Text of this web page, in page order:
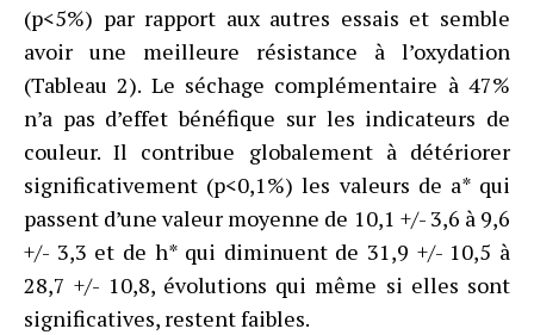
(p<5%) par rapport aux autres essais et semble
avoir une meilleure résistance à l’oxydation
(Tableau 2). Le séchage complémentaire à 47%
n’a pas d’effet bénéfique sur les indicateurs de
couleur. Il contribue globalement à détériorer
significativement (p<0,1%) les valeurs de a* qui
passent d’une valeur moyenne de 10,1 +/- 3,6 à 9,6
+/- 3,3 et de h* qui diminuent de 31,9 +/- 10,5 à
28,7 +/- 10,8, évolutions qui même si elles sont
significatives, restent faibles.